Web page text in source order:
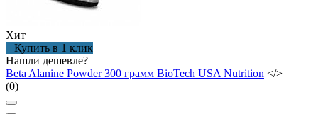
Хит
Купить в 1 клик
Нашли дешевле?
Beta Alanine Powder 300 грамм BioTech USA Nutrition </>
(0)